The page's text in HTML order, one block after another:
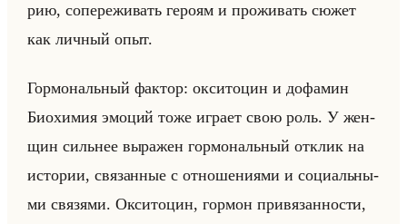
рию, со­пе­ре­жи­вать ге­ро­ям и про­жи­вать сюжет
как лич­ный опыт.
Гор­мо­нальный фак­тор: ок­си­то­цин и до­фа­мин
Био­хи­мия эмо­ций тоже иг­ра­ет свою роль. У жен­
щин сильнее вы­ра­жен гор­мо­нальный от­клик на
ис­то­рии, свя­зан­ные с от­но­ше­ни­ями и со­ци­альны­
ми свя­зя­ми. Ок­си­то­цин, гор­мон при­вя­зан­но­сти,